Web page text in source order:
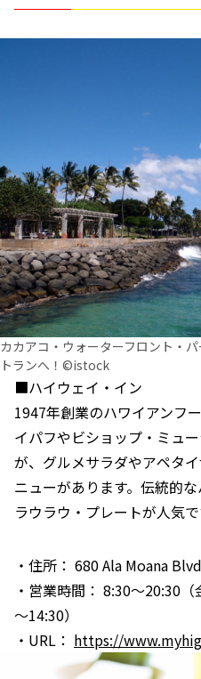
カカアコ・ウォーターフロント・
トランへ！©istock
■ハイウェイ・イン
1947年創業のハワイアンフ
イパフやビショップ・ミュ
が、グルメサラダやアペタ
ニューがあります。伝統的
ラウラウ・プレートが人気で
・住所： 680 Ala Moana
・営業時間： 8:30～20:30
～14:30）
・URL： https://